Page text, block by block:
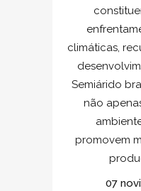
climáticas,
Semiárido
não
promovem
07